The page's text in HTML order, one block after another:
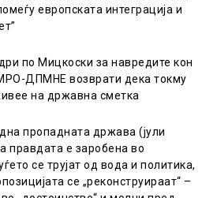
европската интеграција и
по Мицкоски за навредите кон
ДПМНЕ возврати дека токму
на државна сметка
пропадната држава (јули
правдата е заробена во
се трујат од вода и политика,
се „реконструираат“ –